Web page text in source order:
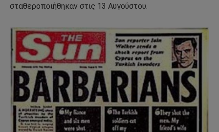
σταθεροποιήθηκαν στις 13 Αυγούστου.